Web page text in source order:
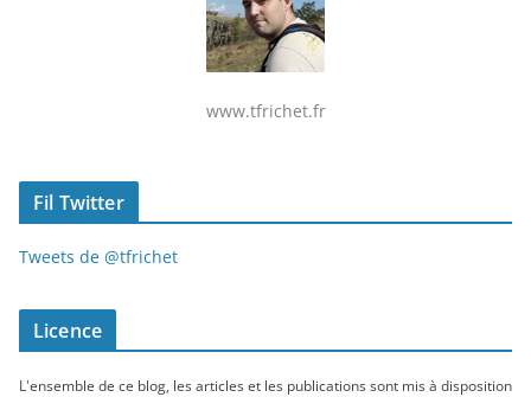
www.tfrichet.fr
Fil Twitter
Tweets de @tfrichet
Licence
L'ensemble de ce blog, les articles et les publications sont mis à disposition